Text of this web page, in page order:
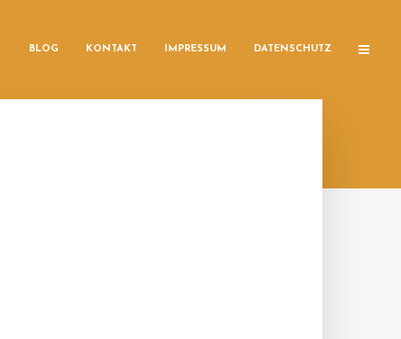
BLOG KONTAKT IMPRESSUM DATENSCHUTZ